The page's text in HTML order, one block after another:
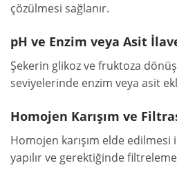
çözülmesi sağlanır.
pH ve Enzim veya Asit
Şekerin glikoz ve fruktoza
seviyelerinde enzim veya asit
Homojen Karışım ve
Homojen karışım elde edilmesi
yapılır ve gerektiğinde